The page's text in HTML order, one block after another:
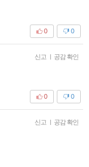
0
0
신고 | 공감 확인
0
0
신고 | 공감 확인